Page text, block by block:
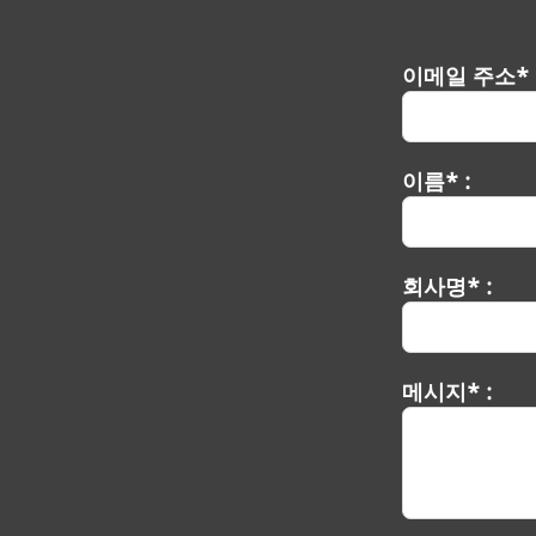
이메일 주소*
이름* :
회사명* :
메시지* :